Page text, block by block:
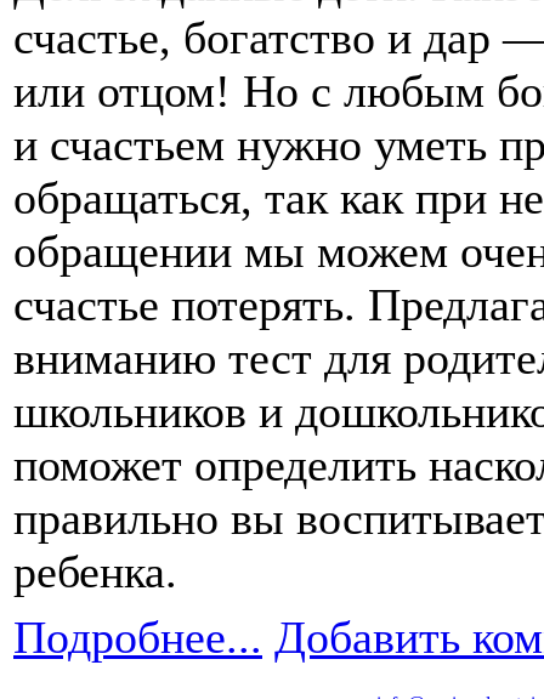
счастье, богатство и дар
или отцом! Но с любым
и счастьем нужно уметь
обращаться, так как при
обращении мы можем
счастье потерять.
вниманию тест для
школьников и
поможет определить
правильно вы
ребенка.
Подробнее... Добавить